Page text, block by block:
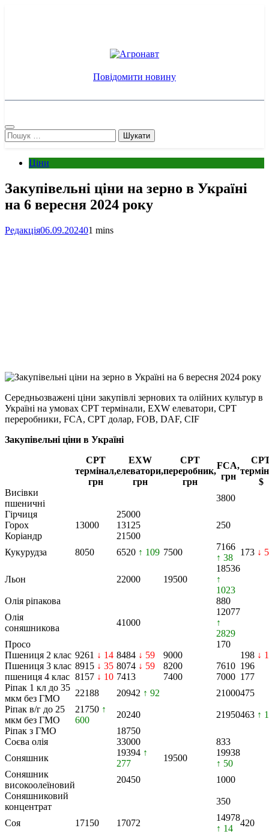
Агронавт
Новини українського агробізнесу
Повідомити новину
Пошук:
Ціни
Закупівельні ціни на зерно в Україні
на 6 вересня 2024 року
Редакція06.09.202401 mins
Link
Print
Середньозважені ціни закупівлі зернових та олійних культур в
Україні на умовах CPT термінали, EXW елеватори, CPT
переробники, FCA, CPT долар, FOB, DAF, CIF
Закупівельні ціни в Україні
CPT
термінал,
грн
EXW
елеватори,
грн
CPT
переробник,
грн
FCA,
грн
$
Висівки
пшеничні
3800
Гірчиця
25000
Горох
13000 13125
250
Коріандр
21500
Кукурудза
8050 6520 ↑ 109 7500
7166
↑ 38
173 ↓ 5
Льон 22000 19500
18536
↑
1023
Олія ріпакова
880
Олія
соняшникова
41000
12077
↑
2829
Просо
170
Пшениця 2 клас 9261 ↓ 14 8484 ↓ 59 9000 198 ↓ 1
Пшениця 3 клас 8915 ↓ 35 8074 ↓ 59 8200 7610 196
пшениця 4 клас 8157 ↓ 10 7413 7400 7000 177
Ріпак 1 кл до 35
мкм без ГМО
22188 20942 ↑ 92 21000475
Ріпак в/г до 25
мкм без ГМО
21750 ↑
600
20240 21950463 ↑
Ріпак з ГМО
18750
Соєва олія
33000
833
Соняшник
19394 ↑
277
19500
19938
↑ 50
Соняшник
високоолеїновий
20450
1000
Соняшниковий
концентрат
350
Соя 17150 17072
14978
↑ 14
420